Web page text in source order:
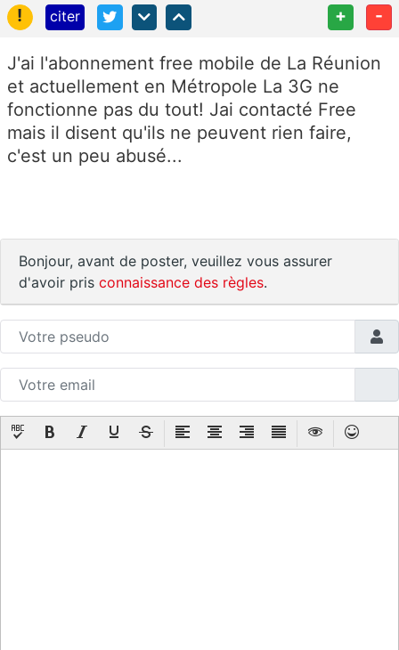
!
citer + -
J'ai l'abonnement free mobile de La Réunion
et actuellement en Métropole La 3G ne
fonctionne pas du tout! Jai contacté Free
mais il disent qu'ils ne peuvent rien faire,
c'est un peu abusé...
Bonjour, avant de poster, veuillez vous assurer
d'avoir pris connaissance des règles.